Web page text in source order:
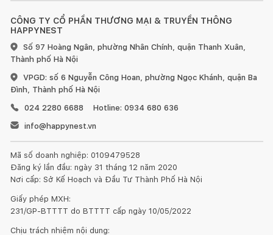
CÔNG TY CỔ PHẦN THƯƠNG MẠI & TRUYỀN THÔNG
HAPPYNEST
Số 97 Hoàng Ngân, phường Nhân Chính, quận Thanh Xuân,
Thành phố Hà Nội
VPGD: số 6 Nguyễn Công Hoan, phường Ngọc Khánh, quận Ba
Đình, Thành phố Hà Nội
024 2280 6688
Hotline: 0934 680 636
info@happynest.vn
Mã số doanh nghiệp: 0109479528
Đăng ký lần đầu: ngày 31 tháng 12 năm 2020
Nơi cấp: Sở Kế Hoạch và Đầu Tư Thành Phố Hà Nội
Giấy phép MXH:
231/GP-BTTTT do BTTTT cấp ngày 10/05/2022
Chịu trách nhiệm nội dung: